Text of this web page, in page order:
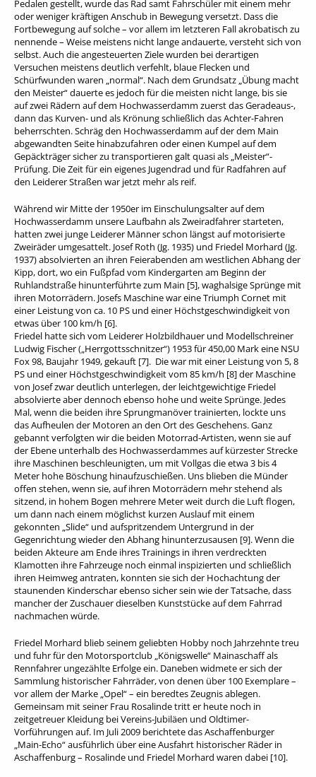
Pedalen gestellt, wurde das Rad samt Fahrschüler mit einem mehr
oder weniger kräftigen Anschub in Bewegung versetzt. Dass die
Fortbewegung auf solche – vor allem im letzteren Fall akrobatisch zu
nennende – Weise meistens nicht lange andauerte, versteht sich von
selbst. Auch die angesteuerten Ziele wurden bei derartigen
Versuchen meistens deutlich verfehlt, blaue Flecken und
Schürfwunden waren „normal“. Nach dem Grundsatz „Übung macht
den Meister“ dauerte es jedoch für die meisten nicht lange, bis sie
auf zwei Rädern auf dem Hochwasserdamm zuerst das Geradeaus-,
dann das Kurven- und als Krönung schließlich das Achter-Fahren
beherrschten. Schräg den Hochwasserdamm auf der dem Main
abgewandten Seite hinabzufahren oder einen Kumpel auf dem
Gepäckträger sicher zu transportieren galt quasi als „Meister“-
Prüfung. Die Zeit für ein eigenes Jugendrad und für Radfahren auf
den Leiderer Straßen war jetzt mehr als reif.
Während wir Mitte der 1950er im Einschulungsalter auf dem
Hochwasserdamm unsere Laufbahn als Zweiradfahrer starteten,
hatten zwei junge Leiderer Männer schon längst auf motorisierte
Zweiräder umgesattelt. Josef Roth (Jg. 1935) und Friedel Morhard (Jg.
1937) absolvierten an ihren Feierabenden am westlichen Abhang der
Kipp, dort, wo ein Fußpfad vom Kindergarten am Beginn der
Ruhlandstraße hinunterführte zum Main [5], waghalsige Sprünge mit
ihren Motorrädern. Josefs Maschine war eine Triumph Cornet mit
einer Leistung von ca. 10 PS und einer Höchstgeschwindigkeit von
etwas über 100 km/h [6].
Friedel hatte sich vom Leiderer Holzbildhauer und Modellschreiner
Ludwig Fischer („Herrgottsschnitzer“) 1953 für 450,00 Mark eine NSU
Fox 98, Baujahr 1949, gekauft [7]. Die war mit einer Leistung von 5, 8
PS und einer Höchstgeschwindigkeit vom 85 km/h [8] der Maschine
von Josef zwar deutlich unterlegen, der leichtgewichtige Friedel
absolvierte aber dennoch ebenso hohe und weite Sprünge. Jedes
Mal, wenn die beiden ihre Sprungmanöver trainierten, lockte uns
das Aufheulen der Motoren an den Ort des Geschehens. Ganz
gebannt verfolgten wir die beiden Motorrad-Artisten, wenn sie auf
der Ebene unterhalb des Hochwasserdammes auf kürzester Strecke
ihre Maschinen beschleunigten, um mit Vollgas die etwa 3 bis 4
Meter hohe Böschung hinaufzuschießen. Uns blieben die Münder
offen stehen, wenn sie, auf ihren Motorrädern mehr stehend als
sitzend, in hohem Bogen mehrere Meter weit durch die Luft flogen,
um dann nach einem möglichst kurzen Auslauf mit einem
gekonnten „Slide“ und aufspritzendem Untergrund in der
Gegenrichtung wieder den Abhang hinunterzusausen [9]. Wenn die
beiden Akteure am Ende ihres Trainings in ihren verdreckten
Klamotten ihre Fahrzeuge noch einmal inspizierten und schließlich
ihren Heimweg antraten, konnten sie sich der Hochachtung der
staunenden Kinderschar ebenso sicher sein wie der Tatsache, dass
mancher der Zuschauer dieselben Kunststücke auf dem Fahrrad
nachmachen würde.
Friedel Morhard blieb seinem geliebten Hobby noch Jahrzehnte treu
und fuhr für den Motorsportclub „Königswelle“ Mainaschaff als
Rennfahrer ungezählte Erfolge ein. Daneben widmete er sich der
Sammlung historischer Fahrräder, von denen über 100 Exemplare –
vor allem der Marke „Opel“ – ein beredtes Zeugnis ablegen.
Gemeinsam mit seiner Frau Rosalinde tritt er heute noch in
zeitgetreuer Kleidung bei Vereins-Jubiläen und Oldtimer-
Vorführungen auf. Im Juli 2009 berichtete das Aschaffenburger
„Main-Echo“ ausführlich über eine Ausfahrt historischer Räder in
Aschaffenburg – Rosalinde und Friedel Morhard waren dabei [10].